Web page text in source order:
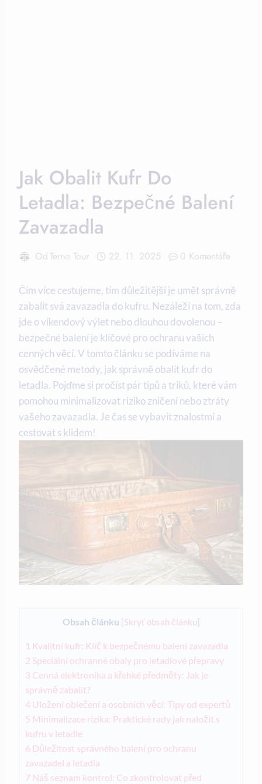
Jak Obalit Kufr Do
Letadla: Bezpečné Balení
Zavazadla
OdTerno Tour 22. 11. 2025 0 Komentáře
Čím více cestujeme, tím důležitější je umět správně
zabalit svá zavazadla do kufru. Nezáleží na tom, zda
jde o víkendový výlet nebo dlouhou dovolenou –
bezpečné balení je klíčové pro ochranu vašich
cenných věcí. V tomto článku se podíváme na
osvědčené metody, jak správně obalit kufr do
letadla. Pojďme si pročíst pár tipů a triků, které vám
pomohou minimalizovat riziko zničení nebo ztráty
vašeho zavazadla. Je čas se vybavit znalostmi a
cestovat s klidem!
Obsah článku [Skryť obsah článku]
1 Kvalitní kufr: Klíč k bezpečnému balení zavazadla
2 Speciální ochranné obaly pro letadlové přepravy
3 Cenná elektronika a křehké předměty: Jak je
správně zabalit?
4 Uložení oblečení a osobních věcí: Tipy od expertů
5 Minimalizace rizika: Praktické rady jak naložit s
kufru v letadle
6 Důležitost správného balení pro ochranu
zavazadel a letadla
7 Náš seznam kontrol: Co zkontrolovat před